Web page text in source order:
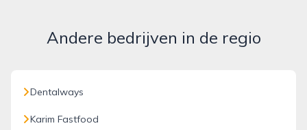
Andere bedrijven in de regio
Dentalways
Karim Fastfood